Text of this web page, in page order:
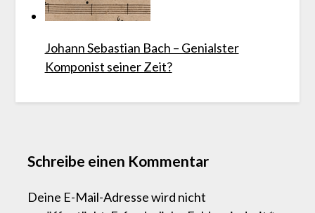
Johann Sebastian Bach – Genialster
Komponist seiner Zeit?
Schreibe einen Kommentar
Deine E-Mail-Adresse wird nicht